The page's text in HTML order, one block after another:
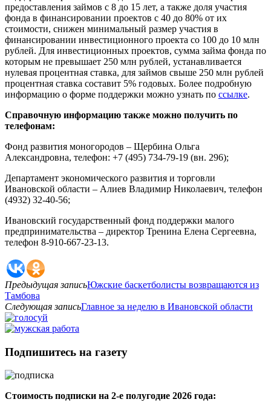
предоставления займов с 8 до 15 лет, а также доля участия
фонда в финансировании проектов с 40 до 80% от их
стоимости, снижен минимальный размер участия в
финансировании инвестиционного проекта со 100 до 10 млн
рублей. Для инвестиционных проектов, сумма займа фонда по
которым не превышает 250 млн рублей, устанавливается
нулевая процентная ставка, для займов свыше 250 млн рублей
процентная ставка составит 5% годовых. Более подробную
информацию о форме поддержки можно узнать по ссылке.
Справочную информацию также можно получить по
телефонам:
Фонд развития моногородов – Щербина Ольга
Александровна, телефон: +7 (495) 734-79-19 (вн. 296);
Департамент экономического развития и торговли
Ивановской области – Алиев Владимир Николаевич, телефон
(4932) 32-40-56;
Ивановский государственный фонд поддержки малого
предпринимательства – директор Тренина Елена Сергеевна,
телефон 8-910-667-23-13.
Предыдущая записьЮжские баскетболисты возвращаются из
Тамбова
Следующая записьГлавное за неделю в Ивановской области
Подпишитесь на газету
Стоимость подписки на 2-е полугодие 2026 года: